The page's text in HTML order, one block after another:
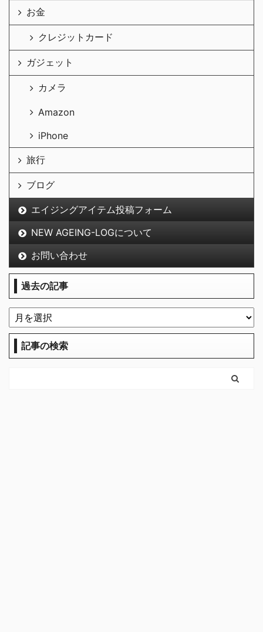
お金
クレジットカード
ガジェット
カメラ
Amazon
iPhone
旅行
ブログ
エイジングアイテム投稿フォーム
NEW AGEING-LOGについて
お問い合わせ
過去の記事
記事の検索